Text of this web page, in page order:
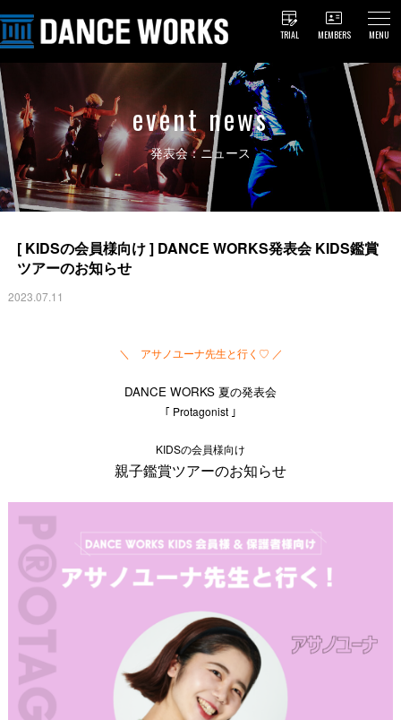
TRIAL MEMBERS MENU
event news
発表会：ニュース
[ KIDSの会員様向け ] DANCE WORKS発表会 KIDS鑑賞
ツアーのお知らせ
2023.07.11
＼ アサノユーナ先生と行く♡ ／
DANCE WORKS 夏の発表会
｢ Protagonist ｣
KIDSの会員様向け
親子鑑賞ツアーのお知らせ